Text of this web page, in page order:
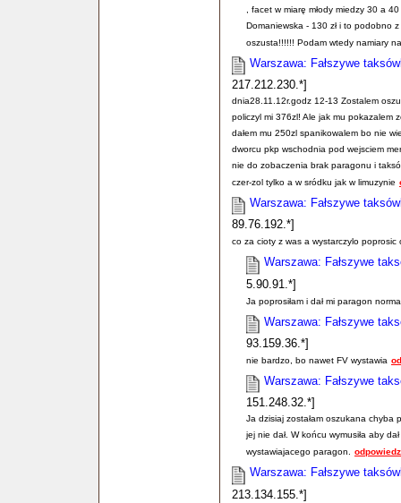
, facet w miarę młody miedzy 30 a
Domaniewska - 130 zł i to podobno
oszusta!!!!!! Podam wtedy namiary
Warszawa: Fałszywe
217.212.230.*]
dnia28.11.12r.godz 12-13 Zostalem
policzyl mi 376zl! Ale jak mu pokazalem
dałem mu 250zl spanikowalem bo nie
dworcu pkp wschodnia pod wejsciem
nie do zobaczenia brak paragonu i
czer-zol tylko a w sródku jak w limuzynie
Warszawa: Fałszywe
89.76.192.*]
co za cioty z was a wystarczylo
Warszawa: Fałszywe
5.90.91.*]
Ja poprosiłam i dał mi paragon
Warszawa: Fałszywe
93.159.36.*]
nie bardzo, bo nawet FV wystawia
Warszawa: Fałszywe
151.248.32.*]
Ja dzisiaj zostałam oszukana chyba
jej nie dał. W końcu wymusiła aby
wystawiajacego paragon.
Warszawa: Fałszywe
213.134.155.*]